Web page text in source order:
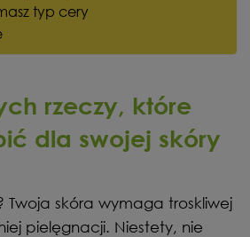
typ cery
rzeczy, które
dla swojej skóry
Twoja skóra wymaga troskliwej
pielęgnacji. Niestety, nie